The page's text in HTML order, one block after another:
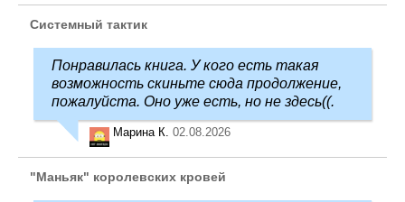
Системный тактик
Понравилась книга. У кого есть такая
возможность скиньте сюда продолжение,
пожалуйста. Оно уже есть, но не здесь((.
Марина К. 02.08.2026
"Маньяк" королевских кровей